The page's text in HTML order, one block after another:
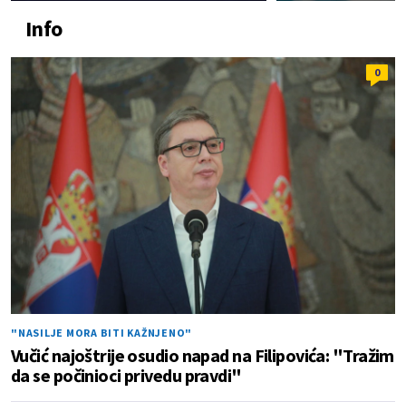
Info
0
"NASILJE MORA BITI KAŽNJENO"
Vučić najoštrije osudio napad na Filipovića: "Tražim
da se počinioci privedu pravdi"